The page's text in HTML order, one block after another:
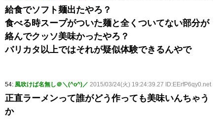
給食でソフト麺出たやろ？
食べる時スープがついた麺と全くついてない部分が
絡んでクッソ美味かったやろ？
バリカタ以上ではそれが疑似体験できるんやで
54: 風吹けば名無し＠＼(^o^)／ 2015/03/24(火) 19:24:39.27 ID:EErfP6qy0.net
正直ラーメンって誰がどう作っても美味いんちゃう
か